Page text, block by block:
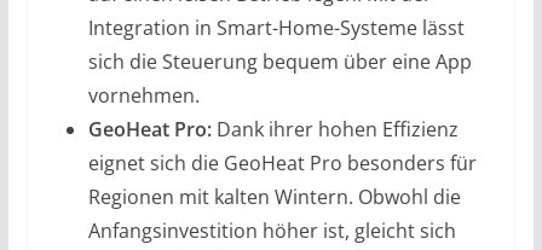
Integration in Smart-Home-Systeme lässt
sich die Steuerung bequem über eine App
vornehmen.
GeoHeat Pro:Dank ihrer hohen Effizienz
eignet sich die GeoHeat Pro besonders für
Regionen mit kalten Wintern. Obwohl die
Anfangsinvestition höher ist, gleicht sich